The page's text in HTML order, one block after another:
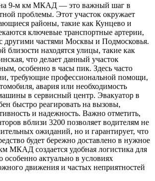
на 9-м км МКАД — это важный шаг в
проблемы. Этот участок окружает
районы, такие как Кунцево и
ключевые транспортные артерии,
с другими частями Москвы и Подмосковья.
близости находятся улицы, такие как
что делает данный участок
особенно в часы пик. Здесь часто
требующие профессиональной помощи,
авария или необходимость
в сервисный центр. Эвакуатор в
быстро реагировать на вызовы,
и надежность. Важно отметить,
вблизи 3200 позволяет водителям не
ожиданий, но и гарантирует, что
будет бережно доставлено в нужное
МКАД создается удобная логистика для
особенно актуально в условиях
движения и частых неприятностей